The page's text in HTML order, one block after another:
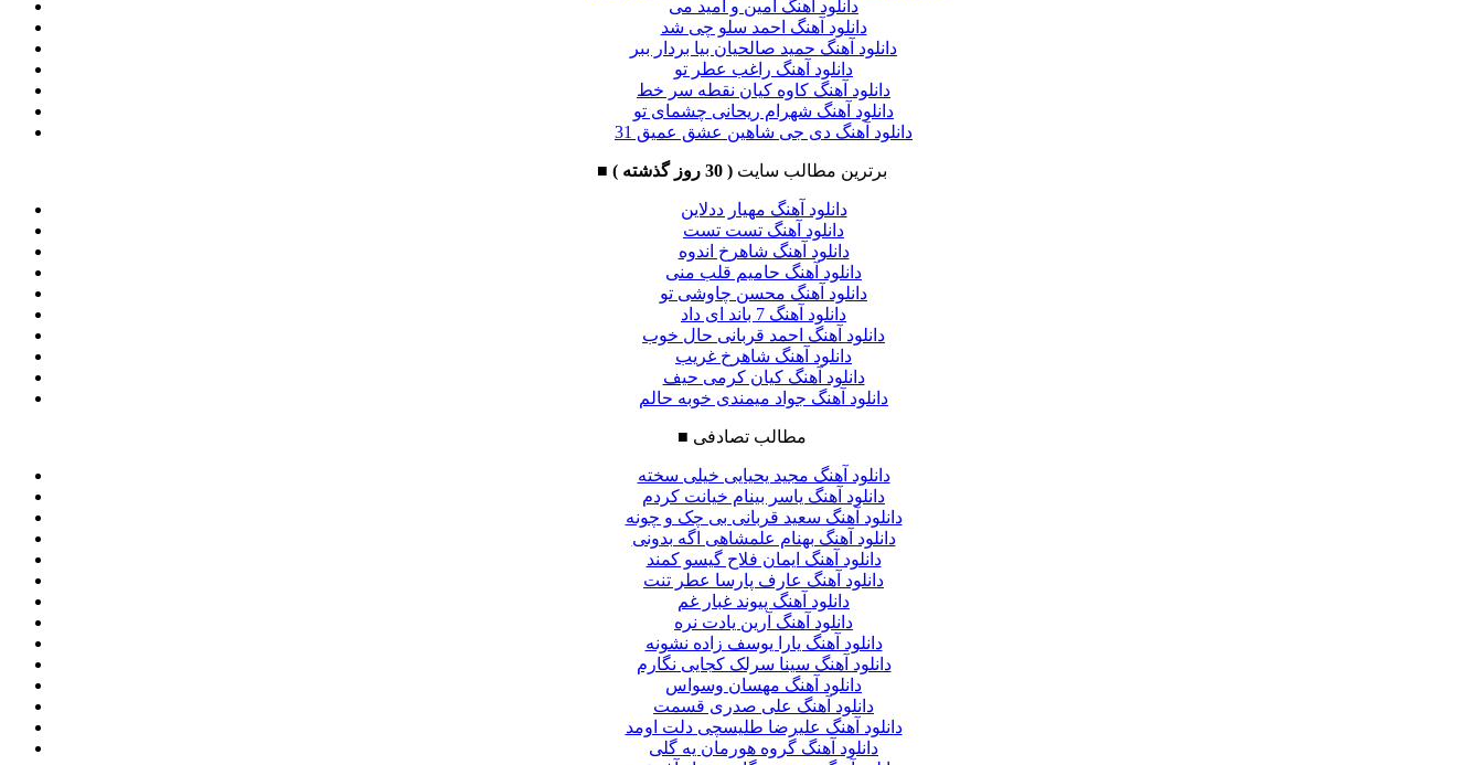
دانلود آهنگ امین و امید می
دانلود آهنگ احمد سلو چی شد
دانلود آهنگ حمید صالحیان بیا بردار ببر
دانلود آهنگ راغب عطر تو
دانلود آهنگ کاوه کیان نقطه سر خط
دانلود آهنگ شهرام ریحانی چشمای تو
دانلود آهنگ دی جی شاهین عشق عمیق 31
■ برترین مطالب سایت( 30 روز گذشته )
دانلود آهنگ مهیار ددلاین
دانلود آهنگ تست تست
دانلود آهنگ شاهرخ اندوه
دانلود آهنگ حامیم قلب منی
دانلود آهنگ محسن چاوشی تو
دانلود آهنگ 7 باند ای داد
دانلود آهنگ احمد قربانی حال خوب
دانلود آهنگ شاهرخ غریب
دانلود آهنگ کیان کرمی حیف
دانلود آهنگ جواد میمندی خوبه حالم
■ مطالب تصادفی
دانلود آهنگ مجید یحیایی خیلی سخته
دانلود آهنگ یاسر بینام خیانت کردم
دانلود آهنگ سعید قربانی بی چک و چونه
دانلود آهنگ بهنام علمشاهی اگه بدونی
دانلود آهنگ ایمان فلاح گیسو کمند
دانلود آهنگ عارف پارسا عطر تنت
دانلود آهنگ پیوند غبار غم
دانلود آهنگ آرین یادت نره
دانلود آهنگ یارا یوسف زاده نشونه
دانلود آهنگ سینا سرلک کجایی نگارم
دانلود آهنگ مهسان وسواس
دانلود آهنگ علی صدری قسمت
دانلود آهنگ علیرضا طلیسچی دلت اومد
دانلود آهنگ گروه هورمان یه گلی